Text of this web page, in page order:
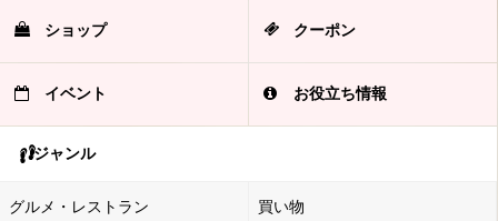
ショップ クーポン
イベント お役立ち情報
ジャンル
グルメ・レストラン 買い物